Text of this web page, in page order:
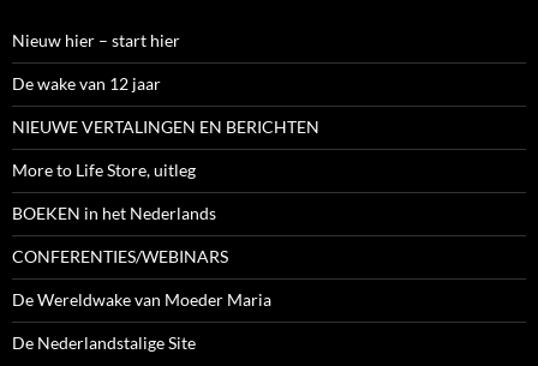
Nieuw hier – start hier
De wake van 12 jaar
NIEUWE VERTALINGEN EN BERICHTEN
More to Life Store, uitleg
BOEKEN in het Nederlands
CONFERENTIES/WEBINARS
De Wereldwake van Moeder Maria
De Nederlandstalige Site